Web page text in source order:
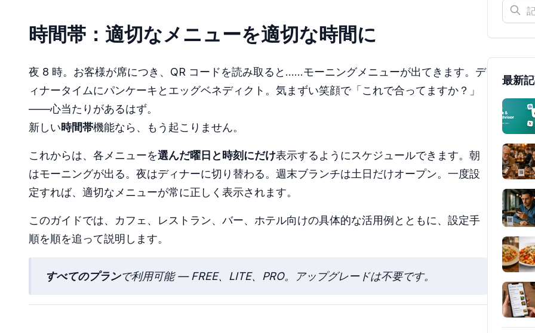
時間帯：適切なメニューを適切な時間に
夜 8 時。お客様が席につき、QR コードを読み取ると……モーニングメニューが出てきます。デ
ィナータイムにパンケーキとエッグベネディクト。気まずい笑顔で「これで合ってますか？」
——心当たりがあるはず。
新しい時間帯機能なら、もう起こりません。
これからは、各メニューを選んだ曜日と時刻にだけ表示するようにスケジュールできます。朝
はモーニングが出る。夜はディナーに切り替わる。週末ブランチは土日だけオープン。一度設
定すれば、適切なメニューが常に正しく表示されます。
このガイドでは、カフェ、レストラン、バー、ホテル向けの具体的な活用例とともに、設定手
順を順を追って説明します。
すべてのプランで利用可能 — FREE、LITE、PRO。アップグレードは不要です。
最新